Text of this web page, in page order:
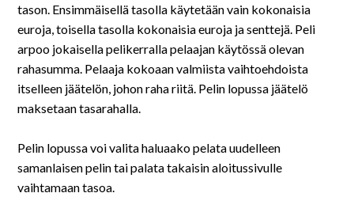
På svenska
In English
tason. Ensimmäisellä tasolla käytetään vain kokonaisia
euroja, toisella tasolla kokonaisia euroja ja senttejä. Peli
arpoo jokaisella pelikerralla pelaajan käytössä olevan
rahasumma. Pelaaja kokoaan valmiista vaihtoehdoista
itselleen jäätelön, johon raha riitä. Pelin lopussa jäätelö
maksetaan tasarahalla.
Pelin lopussa voi valita haluaako pelata uudelleen
samanlaisen pelin tai palata takaisin aloitussivulle
vaihtamaan tasoa.